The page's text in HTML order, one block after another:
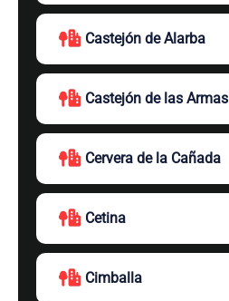
Castejón de Alarba
Castejón de las Armas
Cervera de la Cañada
Cetina
Cimballa